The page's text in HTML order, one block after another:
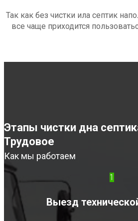
Так как без чистки ила септик
все чаще приходится
Этапы чистки дна
Трудовое
Как мы работаем
1
Выезд